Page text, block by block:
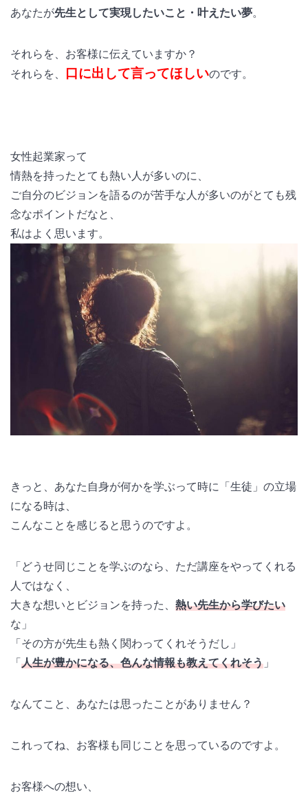
あなたが先生として実現したいこと・叶えたい夢。
それらを、お客様に伝えていますか？
それらを、
口に出して言ってほしいのです。
女性起業家って
情熱を持ったとても熱い人が多いのに、
ご自分のビジョンを語るのが苦手な人が多いのがとても残
念なポイントだなと、
私はよく思います。
きっと、あなた自身が何かを学ぶって時に「生徒」の立場
になる時は、
こんなことを感じると思うのですよ。
「どうせ同じことを学ぶのなら、ただ講座をやってくれる
人ではなく、
大きな想いとビジョンを持った、 熱い先生から学びたい
な」
「その方が先生も熱く関わってくれそうだし」
「 人生が豊かになる、色んな情報も教えてくれそう 」
なんてこと、あなたは思ったことがありません？
これってね、お客様も同じことを思っているのですよ。
お客様への想い、